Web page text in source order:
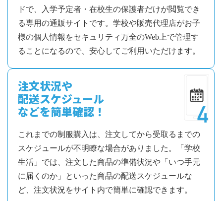
ドで、入学予定者・在校生の保護者だけが閲覧でき
る専用の通販サイトです。学校や販売代理店がお子
様の個人情報をセキュリティ万全のWeb上で管理す
ることになるので、安心してご利用いただけます。
注文状況や
配送スケジュール
などを簡単確認！
これまでの制服購入は、注文してから受取るまでの
スケジュールが不明瞭な場合がありました。「学校
生活」では、注文した商品の準備状況や「いつ手元
に届くのか」といった商品の配送スケジュールな
ど、注文状況をサイト内で簡単に確認できます。